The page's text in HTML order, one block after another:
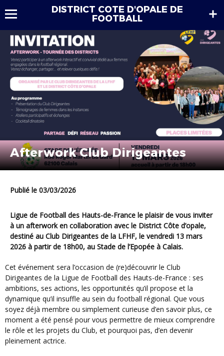
DISTRICT COTE D'OPALE DE
FOOTBALL
Afterwork Club Dirigeantes
Publié le 03/03/2026
Ligue de Football des Hauts-de-France le plaisir de vous inviter
à un afterwork en collaboration avec le District Côte d’opale,
destiné au Club Dirigeantes de la LFHF, le vendredi 13 mars
2026 à partir de 18h00, au Stade de l’Epopée à Calais.
Cet événement sera l’occasion de (re)découvrir le Club
Dirigeantes de la Ligue de Football des Hauts-de-France : ses
ambitions, ses actions, les opportunités qu’il propose et la
dynamique qu’il insuffle au sein du football régional. Que vous
soyez déjà membre ou simplement curieuse d’en savoir plus, ce
moment a été pensé pour vous permettre de mieux comprendre
le rôle et les projets du Club, et pourquoi pas, d’en devenir
pleinement actrice.